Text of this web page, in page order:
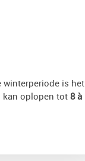
winterperiode is het
kan oplopen tot 8 à